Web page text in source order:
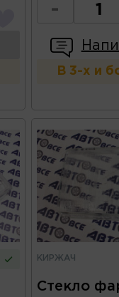
-
В 3-х и
КИРЖАЧ
Стекло